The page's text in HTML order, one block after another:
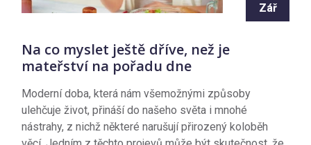
Zář
Na co myslet ještě dříve, než je
mateřství na pořadu dne
Moderní doba, která nám všemožnými způsoby
ulehčuje život, přináší do našeho světa i mnohé
nástrahy, z nichž některé narušují přirozený koloběh